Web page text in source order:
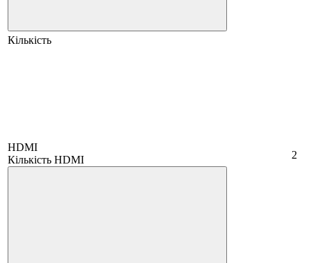
Кількість
HDMI
Кількість HDMI
2